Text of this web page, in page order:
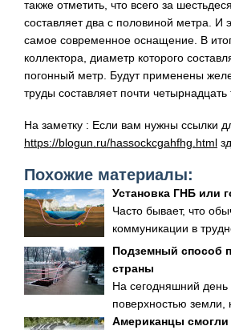
также отметить, что всего за
составляет два с половиной метра. И
самое современное оснащение. В
коллектора, диаметр которого
погонный метр. Будут применены
труды составляет почти четырнадцать
На заметку : Если вам нужны ссылки
https://blogun.ru/hassockcgahfhg.html
Похожие материалы:
Установка ГНБ или
Часто бывает, что
коммуникации в
Подземный способ
страны
На сегодняшний день
поверхностью земли,
Американцы смогли